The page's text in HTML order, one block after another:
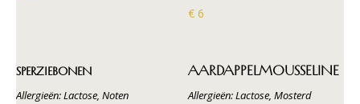
€ 6
sperziebonen
Allergieën: Lactose, Noten
AARDAPPELMOUSSELINE
Allergieën: Lactose, Mosterd